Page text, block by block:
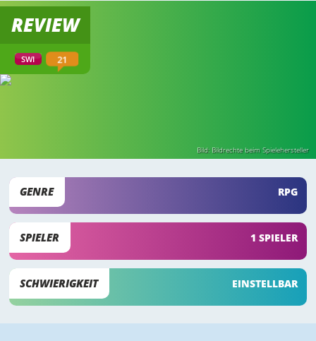
Bild: Bildrechte beim Spielehersteller
REVIEW
SWI 21
GENRE RPG
SPIELER 1 SPIELER
SCHWIERIGKEIT EINSTELLBAR